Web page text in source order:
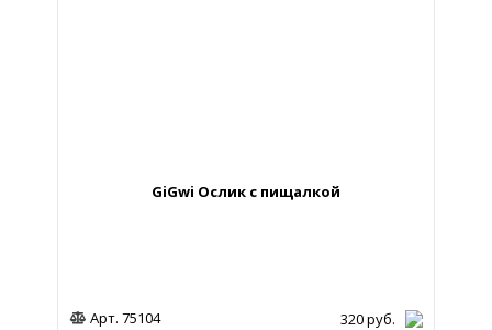
GiGwi Ослик с пищалкой
Арт. 75104 320руб.